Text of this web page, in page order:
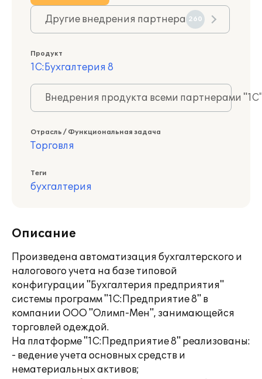
Другие внедрения партнера 260
Продукт
1С:Бухгалтерия 8
Внедрения продукта всеми партнерами
Отрасль / Функциональная задача
Торговля
Теги
бухгалтерия
Описание
Произведена автоматизация бухгалтерского и
налогового учета на базе типовой
конфигурации "Бухгалтерия предприятия"
системы программ "1С:Предприятие 8" в
компании ООО "Олимп-Мен", занимающейся
торговлей одеждой.
На платформе "1С:Предприятие 8" реализованы:
- ведение учета основных средств и
нематериальных активов;